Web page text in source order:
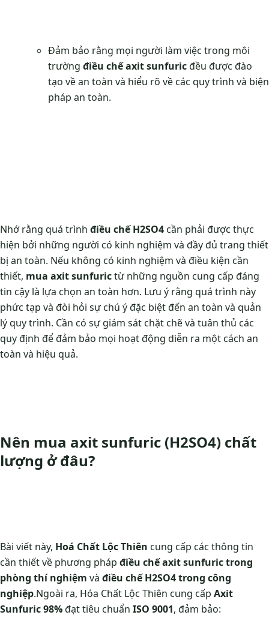
Đảm bảo rằng mọi người làm việc trong môi
trường điều chế axit sunfuricđều được đào
tạo về an toàn và hiểu rõ về các quy trình và biện
pháp an toàn.
Nhớ rằng quá trình điều chế H2SO4cần phải được thực
hiện bởi những người có kinh nghiệm và đầy đủ trang thiết
bị an toàn. Nếu không có kinh nghiệm và điều kiện cần
thiết, mua axit sunfurictừ những nguồn cung cấp đáng
tin cậy là lựa chọn an toàn hơn. Lưu ý rằng quá trình này
phức tạp và đòi hỏi sự chú ý đặc biệt đến an toàn và quản
lý quy trình. Cần có sự giám sát chặt chẽ và tuân thủ các
quy định để đảm bảo mọi hoạt động diễn ra một cách an
toàn và hiệu quả.
Nên mua axit sunfuric (H2SO4) chất
lượng ở đâu?
Bài viết này, Hoá Chất Lộc Thiên cung cấp các thông tin
cần thiết về phương pháp điều chế axit sunfuric trong
phòng thí nghiệm và điều chế H2SO4 trong công
nghiệp.Ngoài ra, Hóa Chất Lộc Thiên cung cấp Axit
Sunfuric 98%đạt tiêu chuẩn ISO 9001, đảm bảo: